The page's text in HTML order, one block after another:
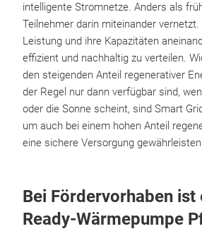
intelligente Stromnetze. Anders als
Teilnehmer darin miteinander
Leistung und ihre Kapazitäten
effizient und nachhaltig zu verteilen.
den steigenden Anteil regenerativer
der Regel nur dann verfügbar sind,
oder die Sonne scheint, sind Smart
um auch bei einem hohen Anteil
eine sichere Versorgung
Bei Fördervorhaben ist
Ready-Wärmepumpe